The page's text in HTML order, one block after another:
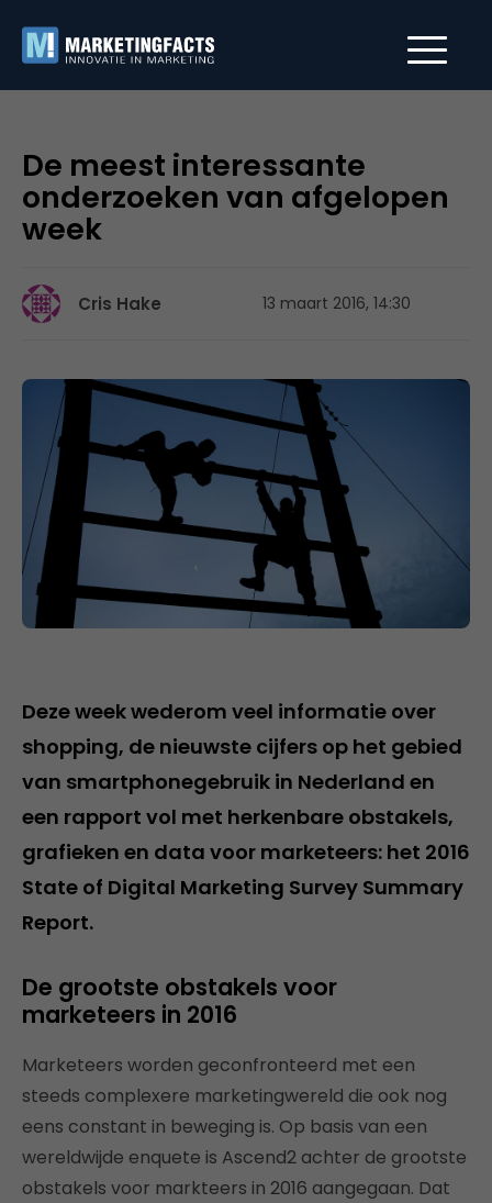
De meest interessante
onderzoeken van afgelopen
week
Cris Hake 13 maart 2016, 14:30
Deze week wederom veel informatie over
shopping, de nieuwste cijfers op het gebied
van smartphonegebruik in Nederland en
een rapport vol met herkenbare obstakels,
grafieken en data voor marketeers: het 2016
State of Digital Marketing Survey Summary
Report.
De grootste obstakels voor
marketeers in 2016
Marketeers worden geconfronteerd met een
steeds complexere marketingwereld die ook nog
eens constant in beweging is. Op basis van een
wereldwijde enquete is Ascend2 achter de grootste
obstakels voor markteers in 2016 aangegaan. Dat